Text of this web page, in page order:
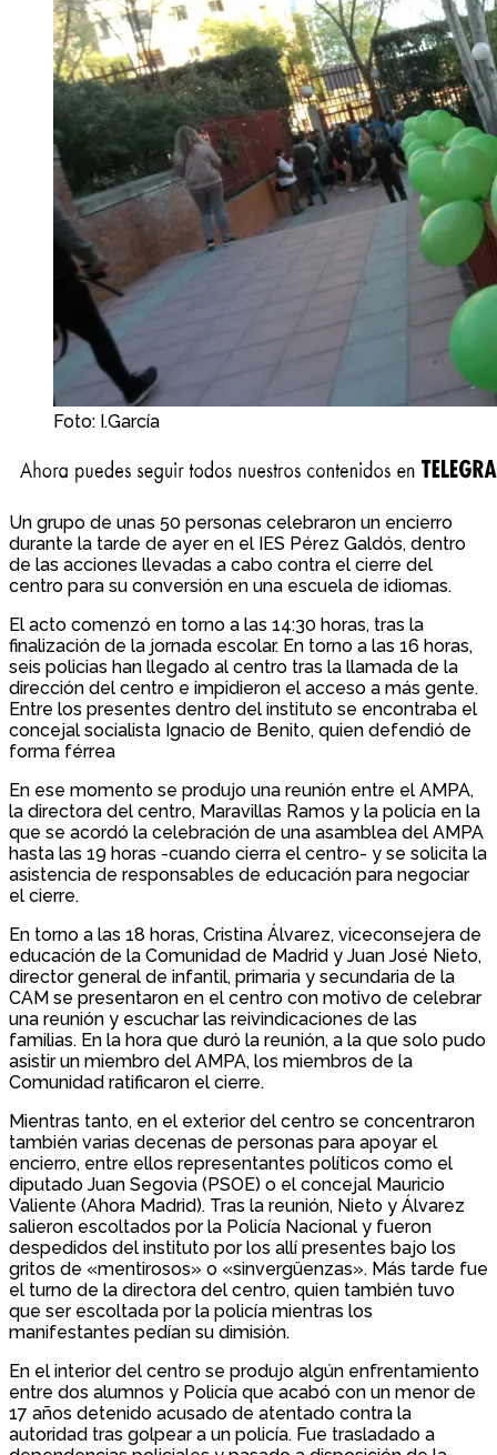
Foto: I.García
Un grupo de unas 50 personas celebraron un encierro
durante la tarde de ayer en el IES Pérez Galdós, dentro
de las acciones llevadas a cabo contra el cierre del
centro para su conversión en una escuela de idiomas.
El acto comenzó en torno a las 14:30 horas, tras la
finalización de la jornada escolar. En torno a las 16 horas,
seis policias han llegado al centro tras la llamada de la
dirección del centro e impidieron el acceso a más gente.
Entre los presentes dentro del instituto se encontraba el
concejal socialista Ignacio de Benito, quien defendió de
forma férrea
En ese momento se produjo una reunión entre el AMPA,
la directora del centro, Maravillas Ramos y la policía en la
que se acordó la celebración de una asamblea del AMPA
hasta las 19 horas -cuando cierra el centro- y se solicita la
asistencia de responsables de educación para negociar
el cierre.
En torno a las 18 horas, Cristina Álvarez, viceconsejera de
educación de la Comunidad de Madrid y Juan José Nieto,
director general de infantil, primaria y secundaria de la
CAM se presentaron en el centro con motivo de celebrar
una reunión y escuchar las reivindicaciones de las
familias. En la hora que duró la reunión, a la que solo pudo
asistir un miembro del AMPA, los miembros de la
Comunidad ratificaron el cierre.
Mientras tanto, en el exterior del centro se concentraron
también varias decenas de personas para apoyar el
encierro, entre ellos representantes políticos como el
diputado Juan Segovia (PSOE) o el concejal Mauricio
Valiente (Ahora Madrid). Tras la reunión, Nieto y Álvarez
salieron escoltados por la Policía Nacional y fueron
despedidos del instituto por los allí presentes bajo los
gritos de «mentirosos» o «sinvergüenzas». Más tarde fue
el turno de la directora del centro, quien también tuvo
que ser escoltada por la policía mientras los
manifestantes pedían su dimisión.
En el interior del centro se produjo algún enfrentamiento
entre dos alumnos y Policía que acabó con un menor de
17 años detenido acusado de atentado contra la
autoridad tras golpear a un policía. Fue trasladado a